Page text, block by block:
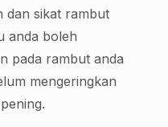
dan sikat rambut
anda boleh
pada rambut anda
mengeringkan